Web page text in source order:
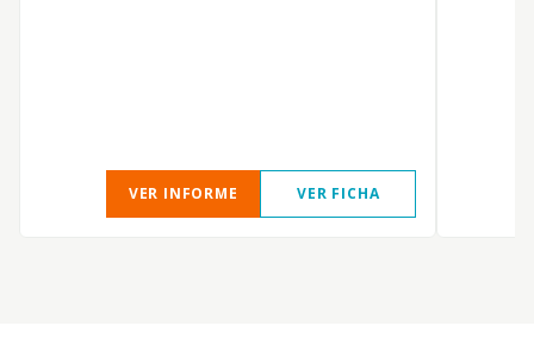
VER INFORME VER FICHA